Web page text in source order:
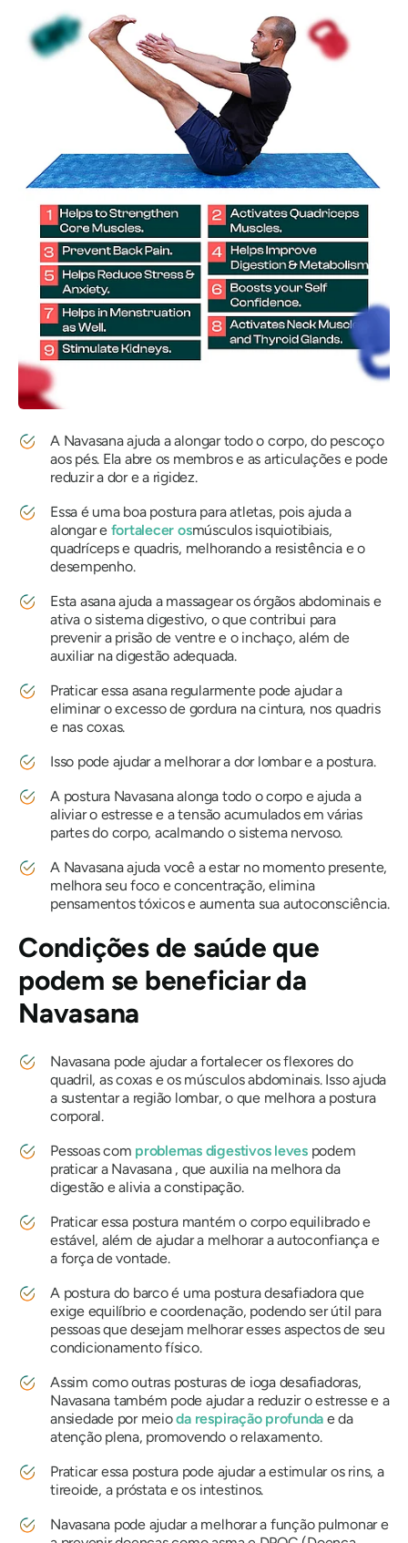
A Navasanaajuda a alongar todo o corpo, do pescoço
aos pés. Ela abre os membros e as articulações e pode
reduzir a dor e a rigidez.
Essa é uma boa postura para atletas, pois ajuda a
alongar e fortalecer osmúsculos isquiotibiais,
quadríceps e quadris, melhorando a resistência e o
desempenho.
Esta asana ajuda a massagear os órgãos abdominais e
ativa o sistema digestivo, o que contribui para
prevenir a prisão de ventre e o inchaço, além de
auxiliar na digestão adequada.
Praticar essa asana regularmente pode ajudar a
eliminar o excesso de gordura na cintura, nos quadris
e nas coxas.
Isso pode ajudar a melhorar a dor lombar e a postura.
A postura Navasanaalonga todo o corpo e ajuda a
aliviar o estresse e a tensão acumulados em várias
partes do corpo, acalmando o sistema nervoso.
A Navasanaajuda você a estar no momento presente,
melhora seu foco e concentração, elimina
pensamentos tóxicos e aumenta sua autoconsciência.
Condições de saúde que
podem se beneficiar da
Navasana
Navasana pode ajudar a fortalecer os flexores do
quadril, as coxas e os músculos abdominais. Isso ajuda
a sustentar a região lombar, o que melhora a postura
corporal.
Pessoas com problemas digestivos levespodem
praticar a Navasana, que auxilia na melhora da
digestão e alivia a constipação.
Praticar essa postura mantém o corpo equilibrado e
estável, além de ajudar a melhorar a autoconfiança e
a força de vontade.
A postura do barco é uma postura desafiadora que
exige equilíbrio e coordenação, podendo ser útil para
pessoas que desejam melhorar esses aspectos de seu
condicionamento físico.
Assim como outras posturas de ioga desafiadoras,
Navasana também pode ajudar a reduzir o estresse e a
ansiedade por meioda respiração profunda e da
atenção plena, promovendo o relaxamento.
Praticar essa postura pode ajudar a estimular os rins, a
tireoide, a próstata e os intestinos.
Navasana pode ajudar a melhorar a função pulmonar e